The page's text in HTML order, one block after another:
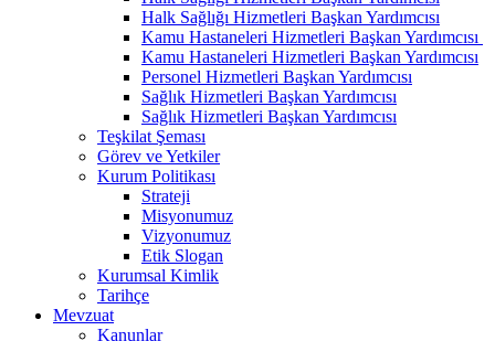
Halk Sağlığı Hizmetleri Başkan Yardımcısı
Kamu Hastaneleri Hizmetleri Başkan Yardımcısı ​
Kamu Hastaneleri Hizmetleri Başkan Yardımcısı
Personel Hizmetleri Başkan Yardımcısı
Sağlık Hizmetleri Başkan Yardımcısı
Sağlık Hizmetleri Başkan Yardımcısı
Teşkilat Şeması
Görev ve Yetkiler
Kurum Politikası
Strateji
Misyonumuz
Vizyonumuz
Etik Slogan
Kurumsal Kimlik
Tarihçe
Mevzuat
Kanunlar